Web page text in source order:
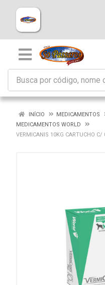
INÍCIO
MEDICAMENTOS
MEDICAMENTOS WORLD
VERMICANIS 10KG CARTUCHO C/